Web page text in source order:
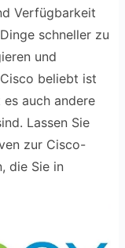
Verfügbarkeit
schneller zu
und
beliebt ist
auch andere
Lassen Sie
zur Cisco-
die Sie in